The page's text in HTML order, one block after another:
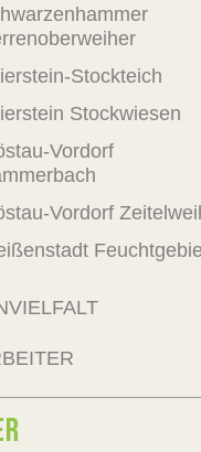
Stockteich
Stockwiesen
Vordorf
Vordorf